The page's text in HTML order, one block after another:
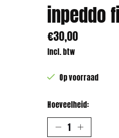
inpeddo
€30,00
Incl. btw
Op voorraad
Hoeveelheid: